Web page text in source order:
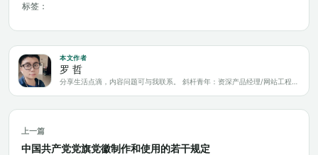
标签：
本文作者
罗 哲
上一篇
中国共产党党旗党徽制作和使用的若干规定